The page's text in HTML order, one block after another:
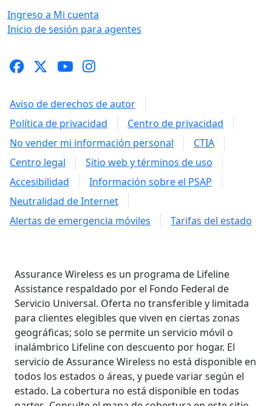
Ingreso a Mi cuenta
Inicio de sesión para agentes
Aviso de derechos de autor
Política de privacidad
Centro de privacidad
No vender mi información personal
CTIA
Centro legal
Sitio web y términos de uso
Accesibilidad
Información sobre el PSAP
Neutralidad de Internet
Alertas de emergencia móviles
Tarifas del estado
Assurance Wireless es un programa de Lifeline
Assistance respaldado por el Fondo Federal de
Servicio Universal. Oferta no transferible y limitada
para clientes elegibles que viven en ciertas zonas
geográficas; solo se permite un servicio móvil o
inalámbrico Lifeline con descuento por hogar. El
servicio de Assurance Wireless no está disponible en
todos los estados o áreas, y puede variar según el
estado. La cobertura no está disponible en todas